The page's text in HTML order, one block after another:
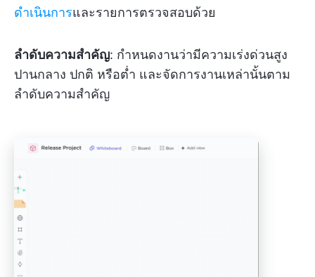
ดำเนินการและรายการตรวจสอบด้วย
ลำดับความสำคัญ: กำหนดงานว่ามีความเร่งด่วนสูง
ปานกลาง ปกติ หรือต่ำ และจัดการงานเหล่านั้นตาม
ลำดับความสำคัญ